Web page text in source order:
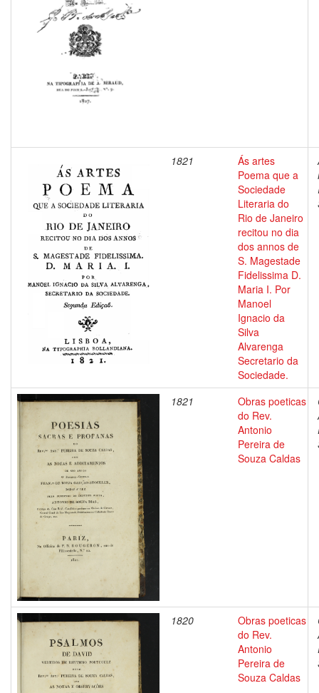
1821
Ás artes
Poema que a
Sociedade
Literaria do
Rio de Janeiro
recitou no dia
dos annos de
S. Magestade
Fidelissima D.
Maria I. Por
Manoel
Ignacio da
Silva
Alvarenga
Secretario da
Sociedade.
1821
Obras poeticas
do Rev.
Antonio
Pereira de
Souza Caldas
1820
Obras poeticas
do Rev.
Antonio
Pereira de
Souza Caldas